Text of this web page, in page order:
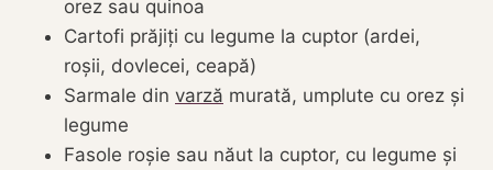
orez sau quinoa
Cartofi prăjiți cu legume la cuptor (ardei,
roșii, dovlecei, ceapă)
Sarmale din varză murată, umplute cu orez și
legume
Fasole roșie sau năut la cuptor, cu legume și